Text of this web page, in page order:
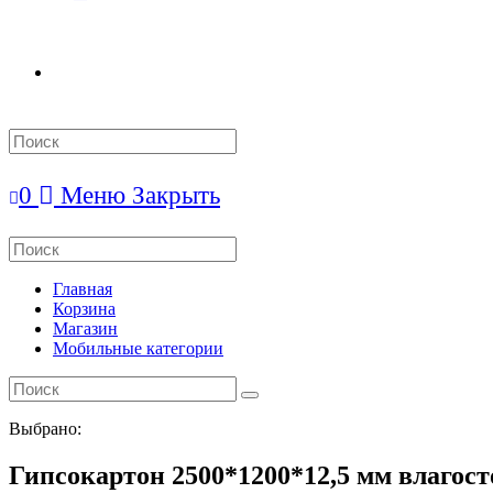
Search
this
0 Меню Закрыть
Search
this
websiteГлавная
Корзина
Магазин
Мобильные категории
Выбрано:
Гипсокартон 2500*1200*12,5 мм